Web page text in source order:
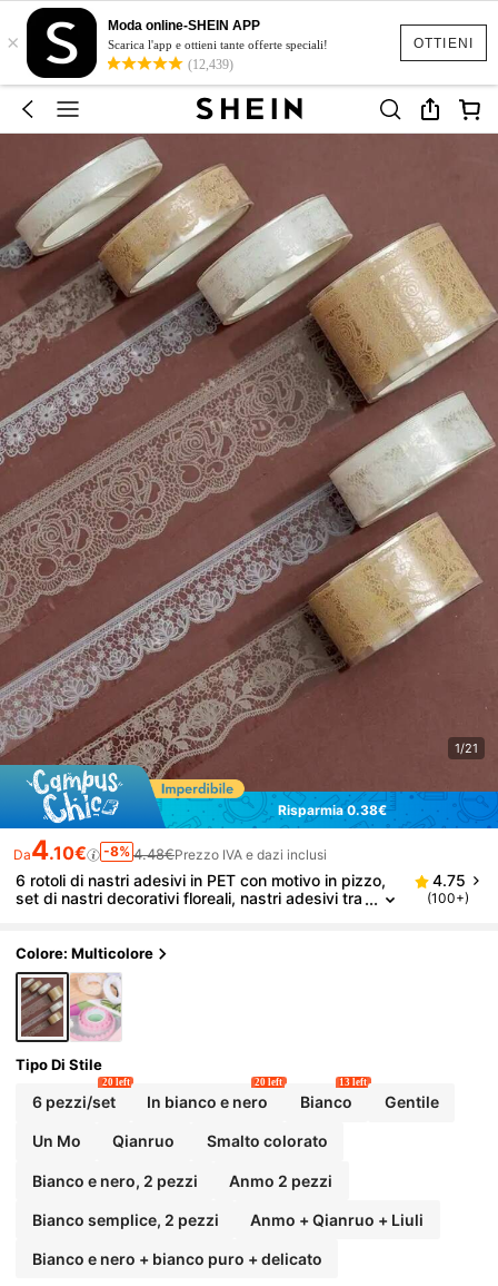
OTTIENI
×
Moda online-SHEIN APP
Scarica l'app e ottieni tante offerte speciali!
(12,439)
1/21
Risparmia 0.38€
Da4.10€ -8% 4.48€Prezzo IVA e dazi inclusi
6 rotoli di nastri adesivi in PET con motivo in pizzo,
set di nastri decorativi floreali, nastri adesivi tra
4.75
(100+)
Colore: Multicolore
Tipo Di Stile
6 pezzi/set
20 left
In bianco e nero
20 left
Bianco
13 left
Gentile
Un Mo Qianruo Smalto colorato
Bianco e nero, 2 pezzi Anmo 2 pezzi
Bianco semplice, 2 pezzi Anmo + Qianruo + Liuli
Bianco e nero + bianco puro + delicato